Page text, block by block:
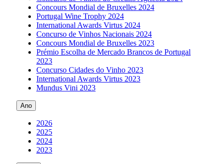
Concours Mondial de Bruxelles 2024
Portugal Wine Trophy 2024
International Awards Virtus 2024
Concurso de Vinhos Nacionais 2024
Concours Mondial de Bruxelles 2023
Prémio Escolha de Mercado Brancos de Portugal
2023
Concurso Cidades do Vinho 2023
International Awards Virtus 2023
Mundus Vini 2023
Ano
2026
2025
2024
2023